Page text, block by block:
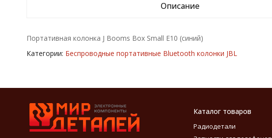
Описание
Портативная колонка J Booms Box Small E10 (синий)
Категории: Беспроводные портативные Bluetooth колонки JBL
Каталог товаров
Радиодетали